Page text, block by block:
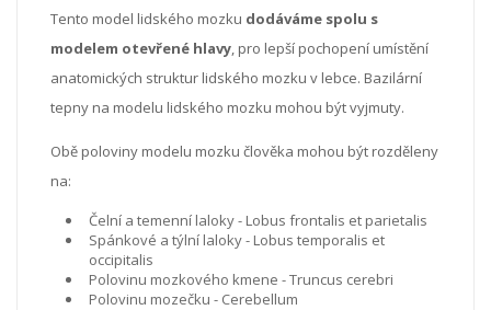
Tento model lidského mozku dodáváme spolu s
modelem otevřené hlavy, pro lepší pochopení umístění
anatomických struktur lidského mozku v lebce. Bazilární
tepny na modelu lidského mozku mohou být vyjmuty.
Obě poloviny modelu mozku člověka mohou být rozděleny
na:
Čelní a temenní laloky - Lobus frontalis et parietalis
Spánkové a týlní laloky - Lobus temporalis et
occipitalis
Polovinu mozkového kmene - Truncus cerebri
Polovinu mozečku - Cerebellum